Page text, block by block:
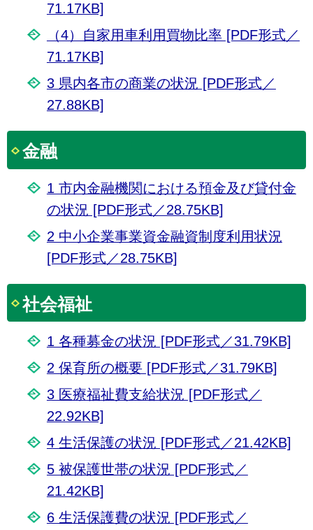
71.17KB]
（4）自家用車利用買物比率 [PDF形式／
71.17KB]
3 県内各市の商業の状況 [PDF形式／
27.88KB]
金融
1 市内金融機関における預金及び貸付金
の状況 [PDF形式／28.75KB]
2 中小企業事業資金融資制度利用状況
[PDF形式／28.75KB]
社会福祉
1 各種募金の状況 [PDF形式／31.79KB]
2 保育所の概要 [PDF形式／31.79KB]
3 医療福祉費支給状況 [PDF形式／
22.92KB]
4 生活保護の状況 [PDF形式／21.42KB]
5 被保護世帯の状況 [PDF形式／
21.42KB]
6 生活保護費の状況 [PDF形式／